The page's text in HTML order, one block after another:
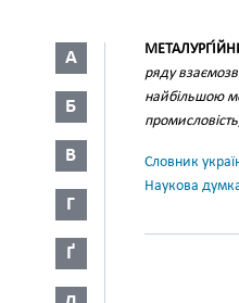
А
Б
В
Г
Ґ
ряду
найбільшою
Словник
Наукова